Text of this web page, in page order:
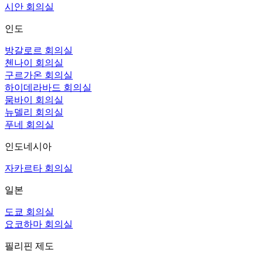
시안 회의실
인도
방갈로르 회의실
첸나이 회의실
구르가온 회의실
하이데라바드 회의실
뭄바이 회의실
뉴델리 회의실
푸네 회의실
인도네시아
자카르타 회의실
일본
도쿄 회의실
요코하마 회의실
필리핀 제도